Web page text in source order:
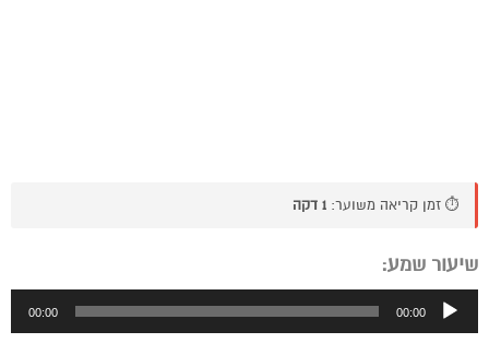
⏱️ זמן קריאה משוער: 1 דקה
שיעור שמע:
אודיו
00:00
00:00